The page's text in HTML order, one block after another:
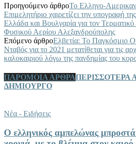
Προηγούμενο άρθροΤο Ελληνο-
Επιμελητήριο χαιρετίζει την υπογραφή
Ελλάδα και Βουλγαρία για τον
Φυσικού Αερίου Αλεξανδρούπολης
Επόμενο άρθροΕλβετία: Το Παγκόσμιο
Νταβός για το 2021 μετατίθεται για τις
καλοκαιριού λόγω της πανδημίας του
ΠΑΡΟΜΟΙΑ ΑΡΘΡΑΠΕΡΙΣΣΟΤΕΡΑ
ΔΗΜΙΟΥΡΓΟ
Νέα - Ειδήσεις
Ο ελληνικός αμπελώνας